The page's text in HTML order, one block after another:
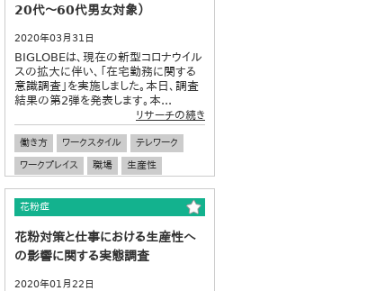
20代～60代男女対象）
2020年03月31日
BIGLOBEは、現在の新型コロナウイル
スの拡大に伴い、「在宅勤務に関する
意識調査」を実施しました。本日、調査
結果の第2弾を発表します。本...
リサーチの続き
働き方 ワークスタイル
テレワーク
ワークプレイス
職場
生産性
ストレス
花粉症
花粉対策と仕事における生産性へ
の影響に関する実態調査
2020年01月22日